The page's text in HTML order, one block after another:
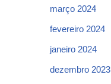
março 2024
fevereiro 2024
janeiro 2024
dezembro 2023